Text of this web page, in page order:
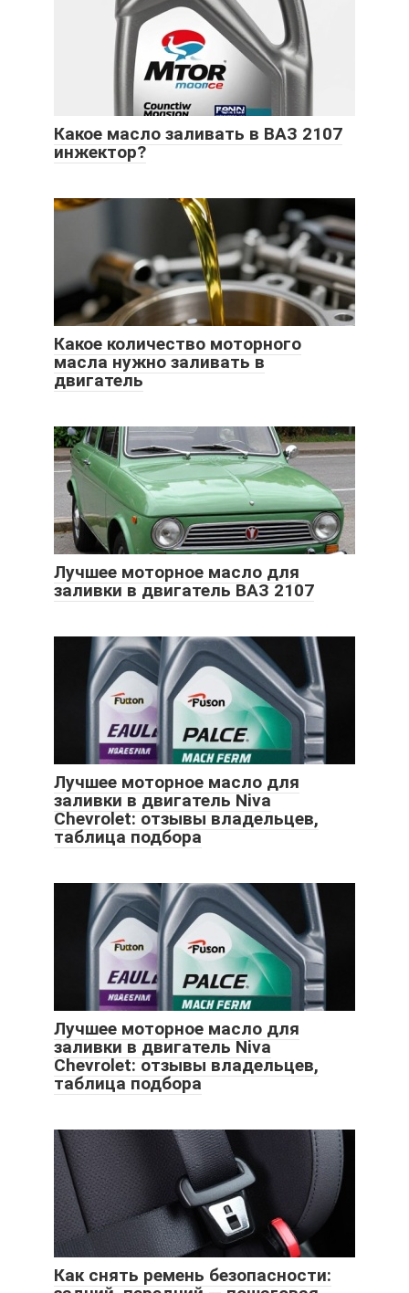
Какое масло заливать в ВАЗ 2107
инжектор?
Какое количество моторного
масла нужно заливать в
двигатель
Лучшее моторное масло для
заливки в двигатель ВАЗ 2107
Лучшее моторное масло для
заливки в двигатель Niva
Chevrolet: отзывы владельцев,
таблица подбора
Лучшее моторное масло для
заливки в двигатель Niva
Chevrolet: отзывы владельцев,
таблица подбора
Как снять ремень безопасности: